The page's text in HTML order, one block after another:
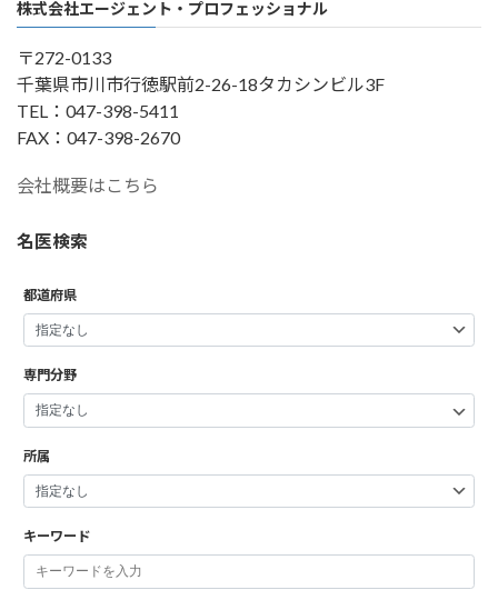
株式会社エージェント・プロフェッショナル
〒272-0133
千葉県市川市行徳駅前2-26-18タカシンビル3F
TEL：047-398-5411
FAX：047-398-2670
会社概要はこちら
名医検索
都道府県
専門分野
所属
キーワード